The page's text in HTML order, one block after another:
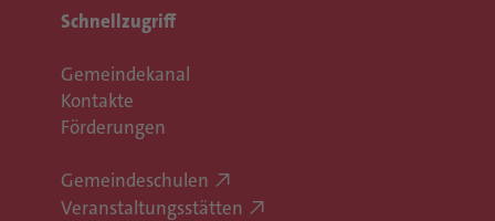
Schnellzugriff
Gemeindekanal
Kontakte
Förderungen
Gemeindeschulen
Veranstaltungsstätten